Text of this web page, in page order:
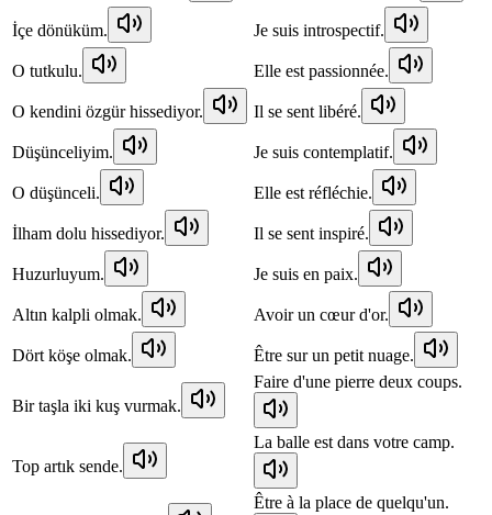
İçe dönüküm. Je suis introspectif.
O tutkulu. Elle est passionnée.
O kendini özgür hissediyor. Il se sent libéré.
Düşünceliyim. Je suis contemplatif.
O düşünceli. Elle est réfléchie.
İlham dolu hissediyor. Il se sent inspiré.
Huzurluyum. Je suis en paix.
Altın kalpli olmak. Avoir un cœur d'or.
Dört köşe olmak. Être sur un petit nuage.
Bir taşla iki kuş vurmak.
Faire d'une pierre deux coups.
Top artık sende.
La balle est dans votre camp.
Être à la place de quelqu'un.